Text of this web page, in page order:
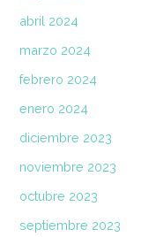
abril 2024
marzo 2024
febrero 2024
enero 2024
diciembre 2023
noviembre 2023
octubre 2023
septiembre 2023